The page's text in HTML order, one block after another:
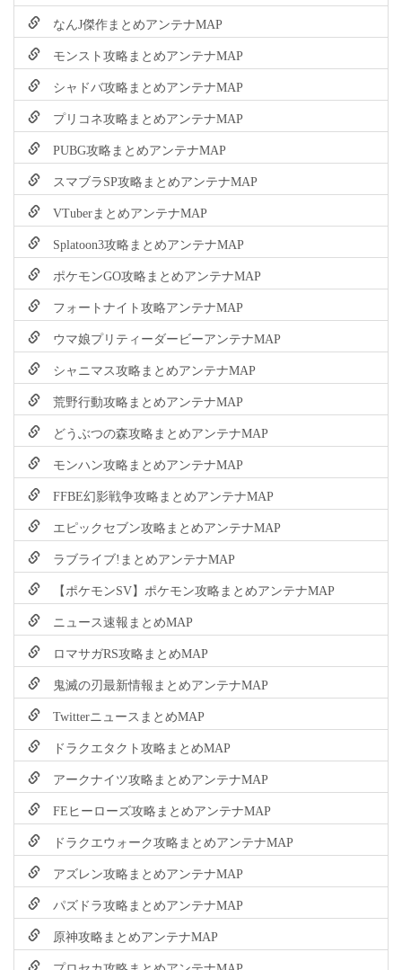
なんJ傑作まとめアンテナMAP
モンスト攻略まとめアンテナMAP
シャドバ攻略まとめアンテナMAP
プリコネ攻略まとめアンテナMAP
PUBG攻略まとめアンテナMAP
スマブラSP攻略まとめアンテナMAP
VTuberまとめアンテナMAP
Splatoon3攻略まとめアンテナMAP
ポケモンGO攻略まとめアンテナMAP
フォートナイト攻略アンテナMAP
ウマ娘プリティーダービーアンテナMAP
シャニマス攻略まとめアンテナMAP
荒野行動攻略まとめアンテナMAP
どうぶつの森攻略まとめアンテナMAP
モンハン攻略まとめアンテナMAP
FFBE幻影戦争攻略まとめアンテナMAP
エピックセブン攻略まとめアンテナMAP
ラブライブ!まとめアンテナMAP
【ポケモンSV】ポケモン攻略まとめアンテナMAP
ニュース速報まとめMAP
ロマサガRS攻略まとめMAP
鬼滅の刃最新情報まとめアンテナMAP
TwitterニュースまとめMAP
ドラクエタクト攻略まとめMAP
アークナイツ攻略まとめアンテナMAP
FEヒーローズ攻略まとめアンテナMAP
ドラクエウォーク攻略まとめアンテナMAP
アズレン攻略まとめアンテナMAP
パズドラ攻略まとめアンテナMAP
原神攻略まとめアンテナMAP
プロセカ攻略まとめアンテナMAP